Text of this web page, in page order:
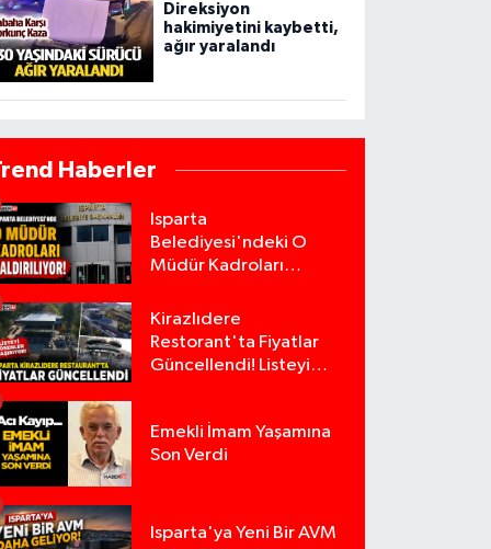
Direksiyon
hakimiyetini kaybetti,
ağır yaralandı
Haberler
Isparta
Belediyesi'ndeki O
Müdür Kadroları
Kirazlıdere
Restorant'ta Fiyatlar
Güncellendi! Listeyi
Emekli İmam Yaşamına
Son Verdi
Isparta'ya Yeni Bir AVM